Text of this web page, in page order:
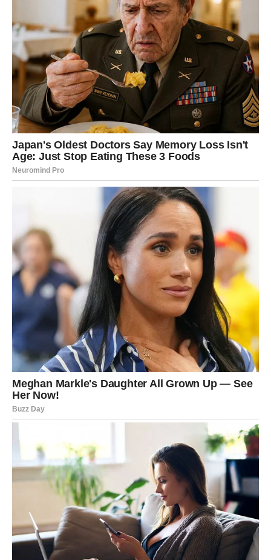
Pred vama su veoma zanimljivi trenuci.
RAK
Rakovi ulaze u period velikih emotivnih promjena.
Ljubav koja dolazi nosi iskrenost, pažnju i osjećaj
sigurnosti koji ste dugo priželjkivali.
Srce vam konačno pronalazi
Pred vama su veoma emotivni trenuci.
LAV
Vaša harizma privlači pažnju gdje god se pojavite.
Jedna osoba mogla bi vas iznenaditi iskrenošću i
hrabrošću.
Ljubav vam dolazi bez upozorenja
Pred vama su veoma posebni trenuci.
DJEVICA
Vrijeme je da prestanete analizirati svaki detalj.
Prava ljubav ne traži savršen trenutak, već iskreno srce.
Ponekad osjećaji znaju više od